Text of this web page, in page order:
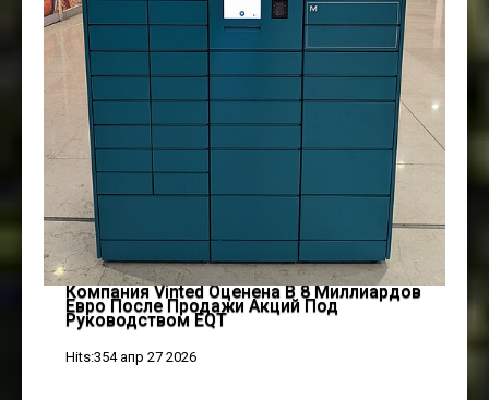
Компания Vinted Оценена В 8 Миллиардов
Евро После Продажи Акций Под
Руководством EQT
Hits:354 апр 27 2026